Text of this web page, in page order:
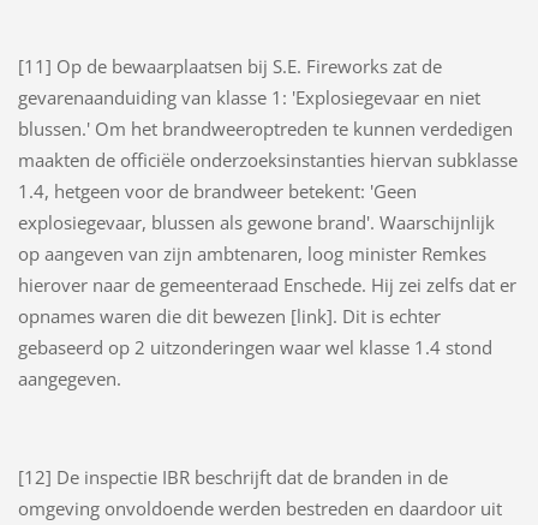
[11] Op de bewaarplaatsen bij S.E. Fireworks zat de
gevarenaanduiding van klasse 1: 'Explosiegevaar en niet
blussen.' Om het brandweeroptreden te kunnen verdedigen
maakten de officiële onderzoeksinstanties hiervan subklasse
1.4, hetgeen voor de brandweer betekent: 'Geen
explosiegevaar, blussen als gewone brand'. Waarschijnlijk
op aangeven van zijn ambtenaren, loog minister Remkes
hierover naar de gemeenteraad Enschede. Hij zei zelfs dat er
opnames waren die dit bewezen [link]. Dit is echter
gebaseerd op 2 uitzonderingen waar wel klasse 1.4 stond
aangegeven.
[12] De inspectie IBR beschrijft dat de branden in de
omgeving onvoldoende werden bestreden en daardoor uit